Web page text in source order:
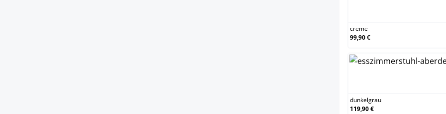
creme
99,90 €
dunkelgrau
119,90 €